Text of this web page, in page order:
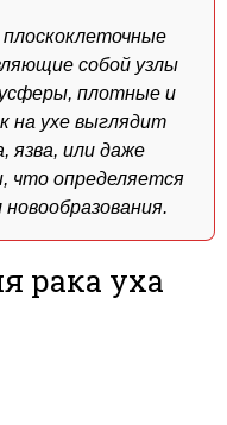
собой узлы
плотные и
на ухе выглядит
язва, или даже
что определяется
рака уха